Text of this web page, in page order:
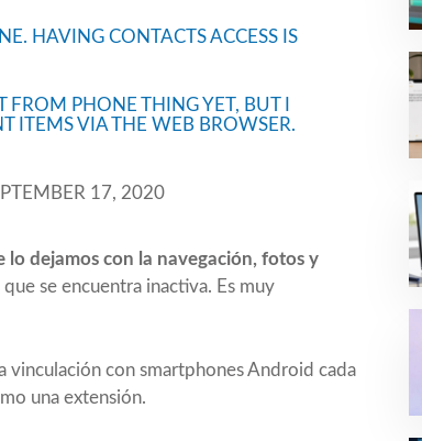
HAVING CONTACTS ACCESS IS
PHONE THING YET, BUT I
ITEMS VIA THE WEB BROWSER.
17, 2020
lo dejamos con la navegación, fotos y
se encuentra inactiva. Es muy
vinculación con smartphones Android cada
una extensión.